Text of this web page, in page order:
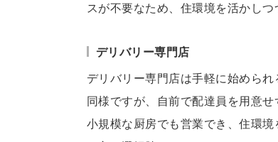
スが不要なため、住環境を活かしつ
デリバリー専門店
デリバリー専門店は手軽に始めら
同様ですが、自前で配達員を用意
小規模な厨房でも営業でき、住環